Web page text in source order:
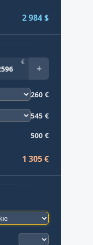
2 984 $
€ +
260 €
545 €
500 €
1 305 €